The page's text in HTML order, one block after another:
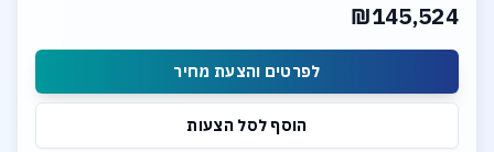
₪145,524
לפרטים והצעת מחיר
הוסף לסל הצעות